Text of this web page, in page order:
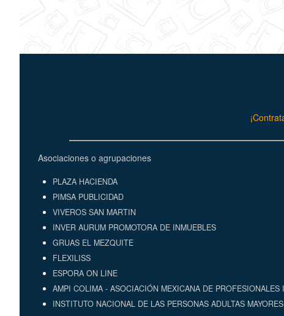
Asociaciones o agrupaciones
PLAZA HACIENDA
PIMSA PUBLICIDAD
VIVEROS SAN MARTIN
INVER AURUM PROMOTORA DE INMUEBLES
GRUAS EL MEZQUITE
FLEXILISS
ESPORA ON LINE
AMPI COLIMA - ASOCIACIÓN MEXICANA DE PROFESIONALES
INSTITUTO NACIONAL DE LAS PERSONAS ADULTAS